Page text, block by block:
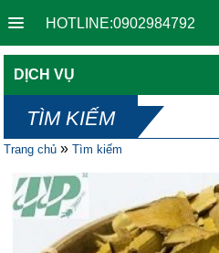
HOTLINE:0902984792
DỊCH VỤ
TÌM KIẾM
Trang chủ » Tìm kiếm